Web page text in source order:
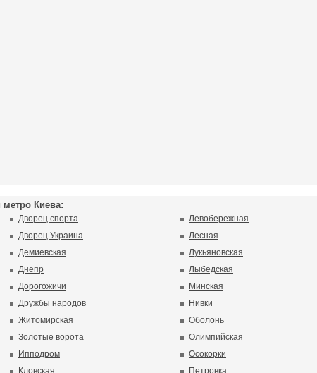
Киева:
Дворец спорта
Дворец Украина
Демиевская
Днепр
Дорогожичи
Дружбы народов
Житомирская
Золотые ворота
Ипподром
Кловская
Левобережная
Лесная
Лукьяновская
Лыбедская
Минская
Нивки
Оболонь
Олимпийская
Осокорки
Петровка